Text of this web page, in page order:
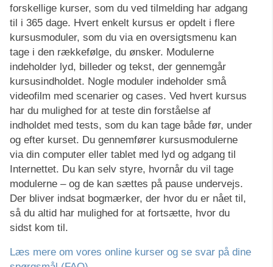
forskellige kurser, som du ved tilmelding har adgang
til i 365 dage. Hvert enkelt kursus er opdelt i flere
kursusmoduler, som du via en oversigtsmenu kan
tage i den rækkefølge, du ønsker. Modulerne
indeholder lyd, billeder og tekst, der gennemgår
kursusindholdet. Nogle moduler indeholder små
videofilm med scenarier og cases. Ved hvert kursus
har du mulighed for at teste din forståelse af
indholdet med tests, som du kan tage både før, under
og efter kurset. Du gennemfører kursusmodulerne
via din computer eller tablet med lyd og adgang til
Internettet. Du kan selv styre, hvornår du vil tage
modulerne – og de kan sættes på pause undervejs.
Der bliver indsat bogmærker, der hvor du er nået til,
så du altid har mulighed for at fortsætte, hvor du
sidst kom til.
Læs mere om vores online kurser og se svar på dine